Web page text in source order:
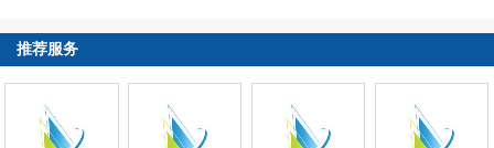
推荐服务